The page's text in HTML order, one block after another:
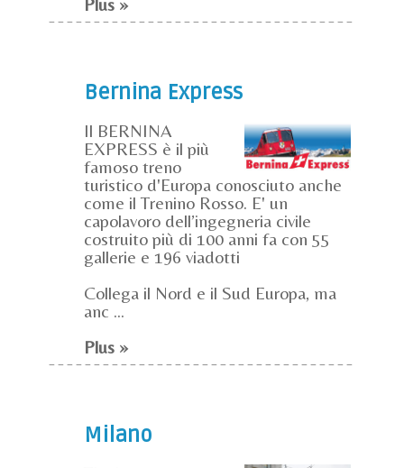
Bernina Express
Il BERNINA
EXPRESS è il più
famoso treno
turistico d'Europa conosciuto anche
come il Trenino Rosso. E' un
capolavoro dell’ingegneria civile
costruito più di 100 anni fa con 55
gallerie e 196 viadotti
Collega il Nord e il Sud Europa, ma
anc ...
Plus »
Milano